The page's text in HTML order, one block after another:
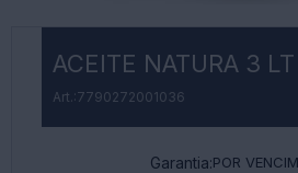
ACEITE NATURA 3
7790272001036
Garantia:POR